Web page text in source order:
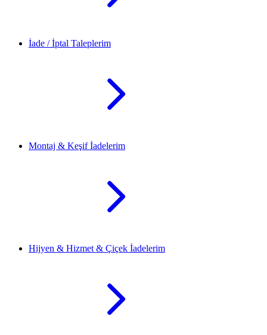
İade / İptal Taleplerim
Montaj & Keşif İadelerim
Hijyen & Hizmet & Çiçek İadelerim